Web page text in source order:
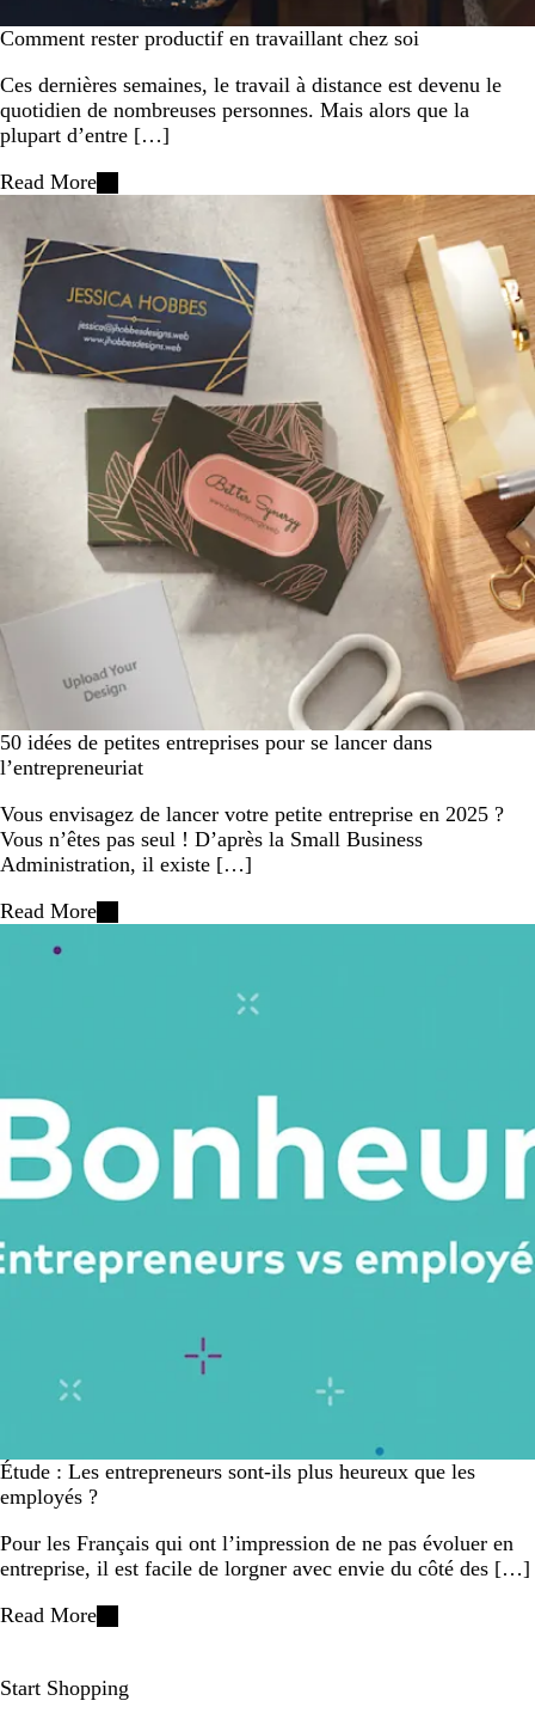
Comment rester productif en travaillant chez soi
Ces dernières semaines, le travail à distance est devenu le
quotidien de nombreuses personnes. Mais alors que la
plupart d’entre […]
Read More
50 idées de petites entreprises pour se lancer dans
l’entrepreneuriat
Vous envisagez de lancer votre petite entreprise en 2025 ?
Vous n’êtes pas seul ! D’après la Small Business
Administration, il existe […]
Read More
Étude : Les entrepreneurs sont-ils plus heureux que les
employés ?
Pour les Français qui ont l’impression de ne pas évoluer en
entreprise, il est facile de lorgner avec envie du côté des […]
Read More
Start Shopping